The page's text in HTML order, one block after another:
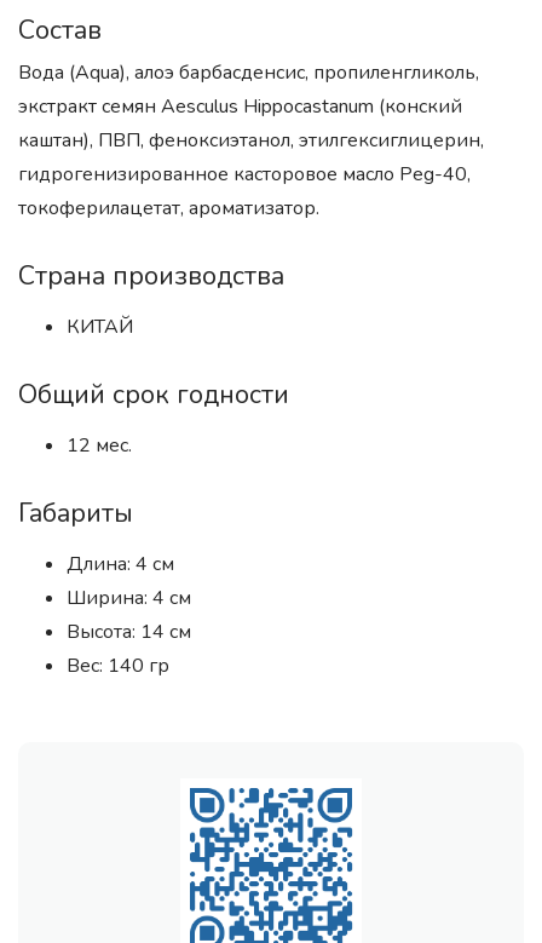
Состав
Вода (Aqua), алоэ барбасденсис, пропиленгликоль,
экстракт семян Aesculus Hippocastanum (конский
каштан), ПВП, феноксиэтанол, этилгексиглицерин,
гидрогенизированное касторовое масло Peg-40,
токоферилацетат, ароматизатор.
Страна производства
КИТАЙ
Общий срок годности
12 мес.
Габариты
Длина: 4 см
Ширина: 4 см
Высота: 14 см
Вес: 140 гр